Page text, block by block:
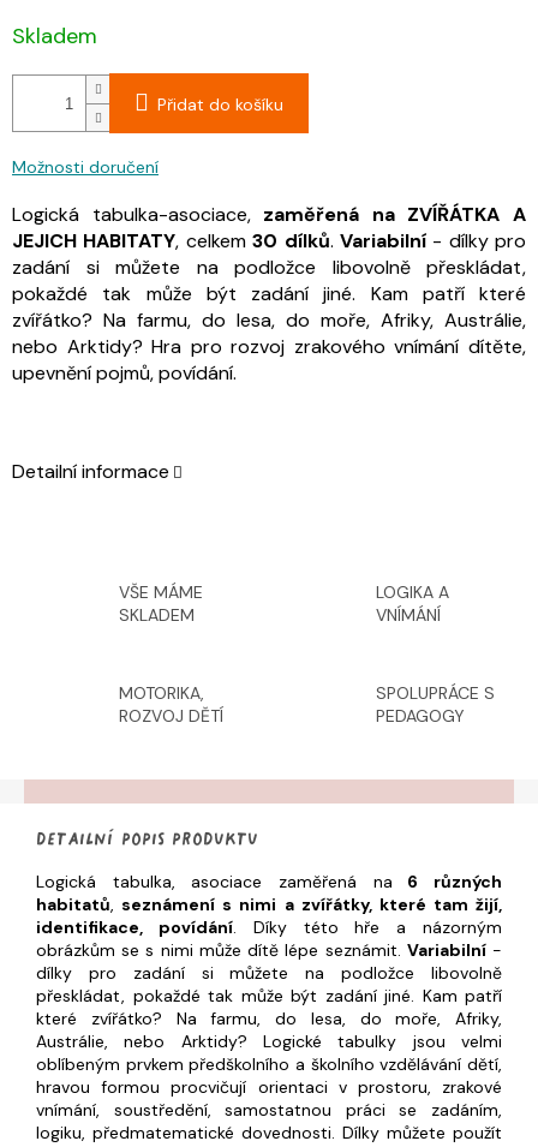
Skladem
Přidat do košíku
Možnosti doručení
Logická tabulka-asociace, zaměřená na ZVÍŘÁTKA A
JEJICH HABITATY, celkem30 dílků. Variabilní- dílky pro
zadání si můžete na podložce libovolně přeskládat,
pokaždé tak může být zadání jiné. Kam patří které
zvířátko? Na farmu, do lesa, do moře, Afriky, Austrálie,
nebo Arktidy?Hra pro rozvoj zrakového vnímání dítěte,
upevnění pojmů, povídání.
Detailní informace
VŠE MÁME
SKLADEM
LOGIKA A
VNÍMÁNÍ
MOTORIKA,
ROZVOJ DĚTÍ
SPOLUPRÁCE S
PEDAGOGY
Detailní popis produktu
Logická tabulka, asociace zaměřená na 6 různých
habitatů, seznámení s nimi a zvířátky, které tam žijí,
identifikace, povídání. Díky této hře a názorným
obrázkům se s nimi může dítě lépe seznámit. Variabilní-
dílky pro zadání si můžete na podložce libovolně
přeskládat, pokaždé tak může být zadání jiné. Kam patří
které zvířátko? Na farmu, do lesa, do moře, Afriky,
Austrálie, nebo Arktidy? Logické tabulky jsou velmi
oblíbeným prvkem předškolního a školního vzdělávání dětí,
hravou formou procvičují orientaci v prostoru, zrakové
vnímání, soustředění, samostatnou práci se zadáním,
logiku, předmatematické dovednosti. Dílky můžete použít